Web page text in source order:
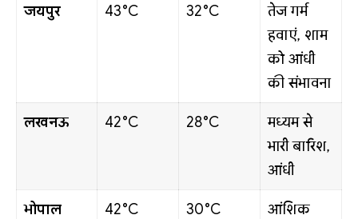
जयपुर 43°C 32°C
तेज गर्म
हवाएं, शाम
को आंधी
की संभावना
लखनऊ 42°C 28°C
मध्यम से
भारी बारिश,
आंधी
भोपाल 42°C 30°C
आंशिक